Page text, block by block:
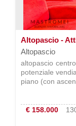
Altopascio -
Altopascio
altopascio
potenziale
piano (con
€ 158.000